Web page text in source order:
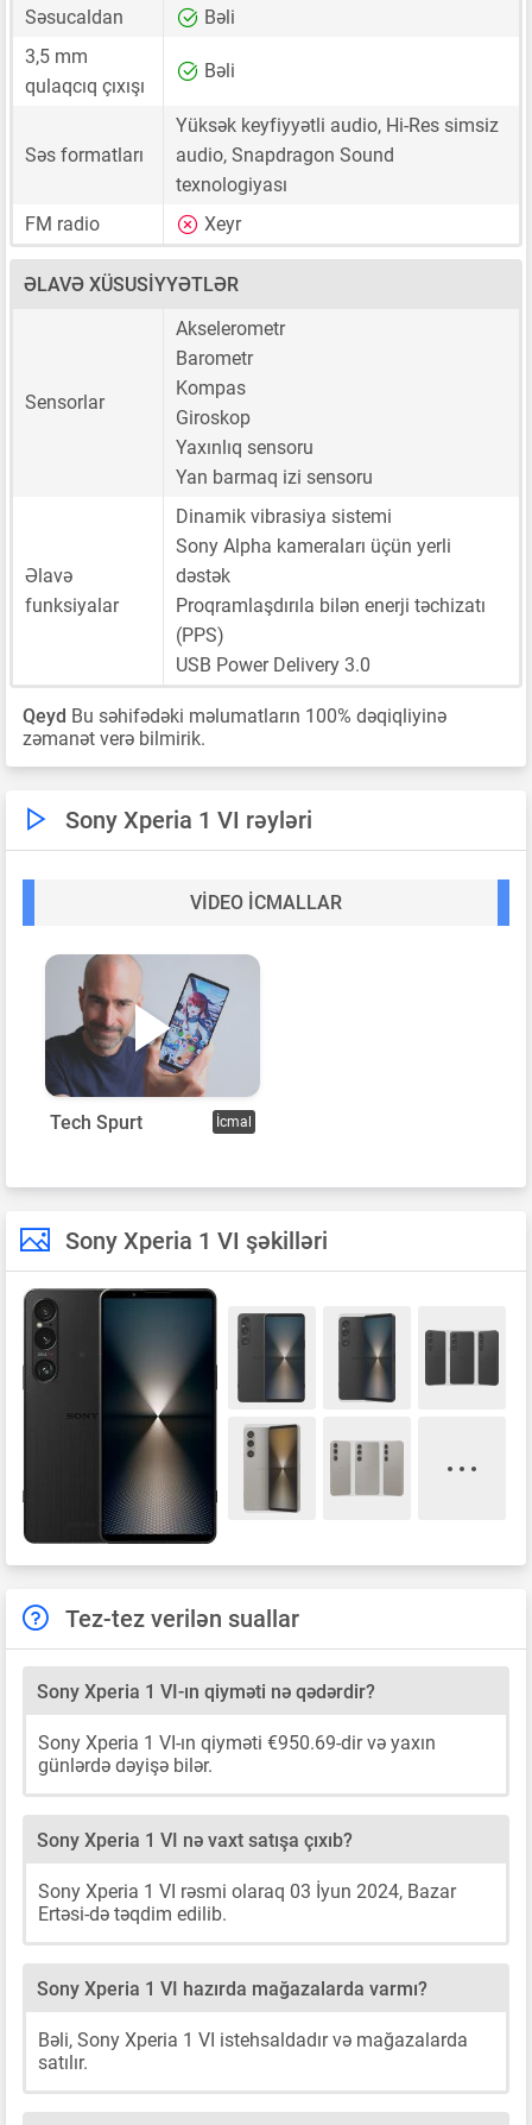
Səsucaldan
Bəli
3,5 mm
qulaqcıq çıxışı
Bəli
Səs formatları
Yüksək keyfiyyətli audio, Hi-Res simsiz
audio, Snapdragon Sound
texnologiyası
FM radio
Xeyr
ƏLAVƏ XÜSUSIYYƏTLƏR
Sensorlar
Akselerometr
Barometr
Kompas
Giroskop
Yaxınlıq sensoru
Yan barmaq izi sensoru
Əlavə
funksiyalar
Dinamik vibrasiya sistemi
Sony Alpha kameraları üçün yerli
dəstək
Proqramlaşdırıla bilən enerji təchizatı
(PPS)
USB Power Delivery 3.0
Qeyd Bu səhifədəki məlumatların 100% dəqiqliyinə
zəmanət verə bilmirik.
Sony Xperia 1 VI rəyləri
VIDEO ICMALLAR
Tech Spurt İcmal
Sony Xperia 1 VI şəkilləri
Tez-tez verilən suallar
Sony Xperia 1 VI-ın qiyməti nə qədərdir?
Sony Xperia 1 VI-ın qiyməti €950.69-dir və yaxın
günlərdə dəyişə bilər.
Sony Xperia 1 VI nə vaxt satışa çıxıb?
Sony Xperia 1 VI rəsmi olaraq 03 İyun 2024, Bazar
Ertəsi-də təqdim edilib.
Sony Xperia 1 VI hazırda mağazalarda varmı?
Bəli, Sony Xperia 1 VI istehsaldadır və mağazalarda
satılır.